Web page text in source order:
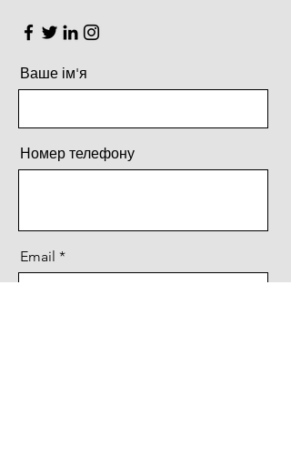
Ваше ім'я
Номер телефону
Email